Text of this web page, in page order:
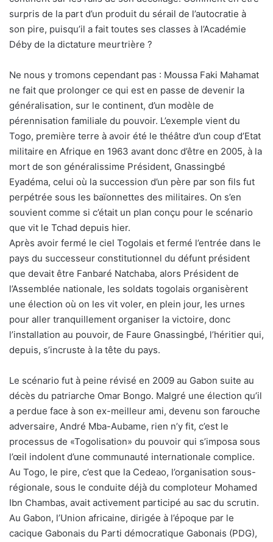
surpris de la part d’un produit du sérail de l’autocratie à
son pire, puisqu’il a fait toutes ses classes à l’Académie
Déby de la dictature meurtrière ?
Ne nous y tromons cependant pas : Moussa Faki Mahamat
ne fait que prolonger ce qui est en passe de devenir la
généralisation, sur le continent, d’un modèle de
pérennisation familiale du pouvoir. L’exemple vient du
Togo, première terre à avoir été le théâtre d’un coup d’Etat
militaire en Afrique en 1963 avant donc d’être en 2005, à la
mort de son généralissime Président, Gnassingbé
Eyadéma, celui où la succession d’un père par son fils fut
perpétrée sous les baïonnettes des militaires. On s’en
souvient comme si c’était un plan conçu pour le scénario
que vit le Tchad depuis hier.
Après avoir fermé le ciel Togolais et fermé l’entrée dans le
pays du successeur constitutionnel du défunt président
que devait être Fanbaré Natchaba, alors Président de
l’Assemblée nationale, les soldats togolais organisèrent
une élection où on les vit voler, en plein jour, les urnes
pour aller tranquillement organiser la victoire, donc
l’installation au pouvoir, de Faure Gnassingbé, l’héritier qui,
depuis, s’incruste à la tête du pays.
Le scénario fut à peine révisé en 2009 au Gabon suite au
décès du patriarche Omar Bongo. Malgré une élection qu’il
a perdue face à son ex-meilleur ami, devenu son farouche
adversaire, André Mba-Aubame, rien n’y fit, c’est le
processus de «Togolisation» du pouvoir qui s’imposa sous
l’œil indolent d’une communauté internationale complice.
Au Togo, le pire, c’est que la Cedeao, l’organisation sous-
régionale, sous le conduite déjà du comploteur Mohamed
Ibn Chambas, avait activement participé au sac du scrutin.
Au Gabon, l’Union africaine, dirigée à l’époque par le
cacique Gabonais du Parti démocratique Gabonais (PDG),